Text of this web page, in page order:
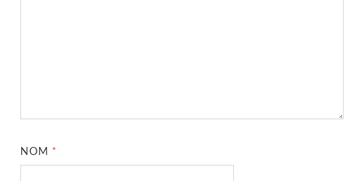
NOM *